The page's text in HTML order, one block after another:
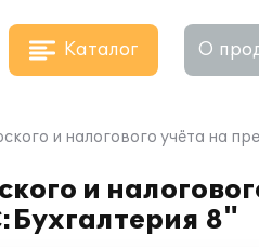
Каталог О
и налогового учёта
и
8"